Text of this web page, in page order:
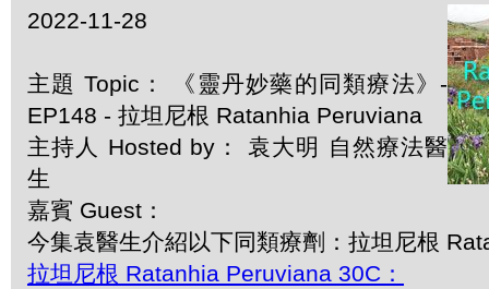
2022-11-28
主題 Topic： 《靈丹妙藥的同類療法》-
EP148 - 拉坦尼根 Ratanhia Peruviana
主持人 Hosted by： 袁大明 自然療法醫
生
嘉賓 Guest：
今集袁醫生介紹以下同類療劑：拉坦尼根
拉坦尼根 Ratanhia Peruviana 30C：